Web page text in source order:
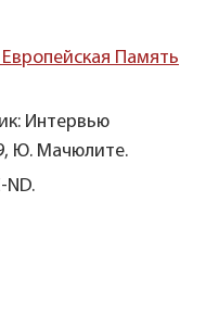
Память
Интервью
Ю. Мачюлите.
ND.